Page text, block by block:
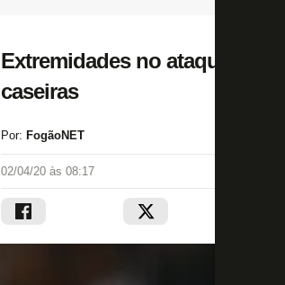
Extremidades no ataque do
caseiras
Por: FogãoNET
02/04/20 às 08:17